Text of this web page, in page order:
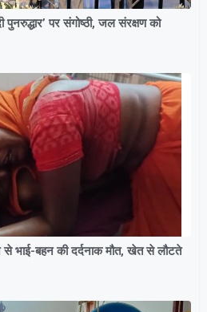
पर संगोष्ठी, जल संरक्षण को
से भाई-बहन की दर्दनाक मौत, खेत से लौटते